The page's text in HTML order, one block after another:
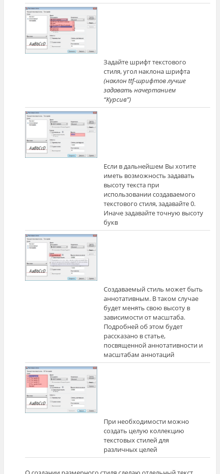
Задайте шрифт текстового
стиля, угол наклона шрифта
(наклон ttf-шрифтов лучше
задавать начертанием
“Курсив”)
Если в дальнейшем Вы хотите
иметь возможность задавать
высоту текста при
использовании создаваемого
текстового стиля, задавайте 0.
Иначе задавайте точную высоту
букв
Создаваемый стиль может быть
аннотативным. В таком случае
будет менять свою высоту в
зависимости от масштаба.
Подробней об этом будет
рассказано в статье,
посвященной аннотативности и
масштабам аннотаций
При необходимости можно
создать целую коллекцию
текстовых стилей для
различных целей